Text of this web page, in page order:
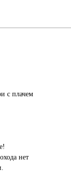
с плачем
нет